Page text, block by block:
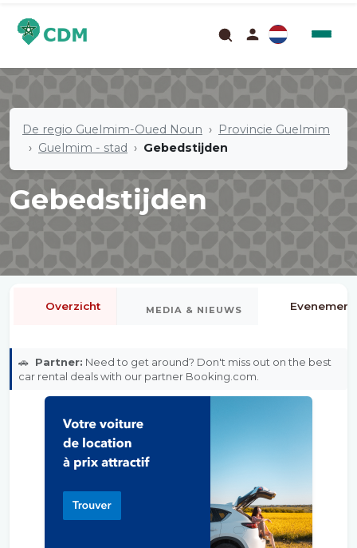
De regio Guelmim-Oued Noun
Provincie Guelmim
Guelmim - stad
Gebedstijden
Gebedstijden
Overzicht MEDIA & NIEUWS
🚗 Partner: Need to get around? Don't miss out on the best
car rental deals with our partner Booking.com.